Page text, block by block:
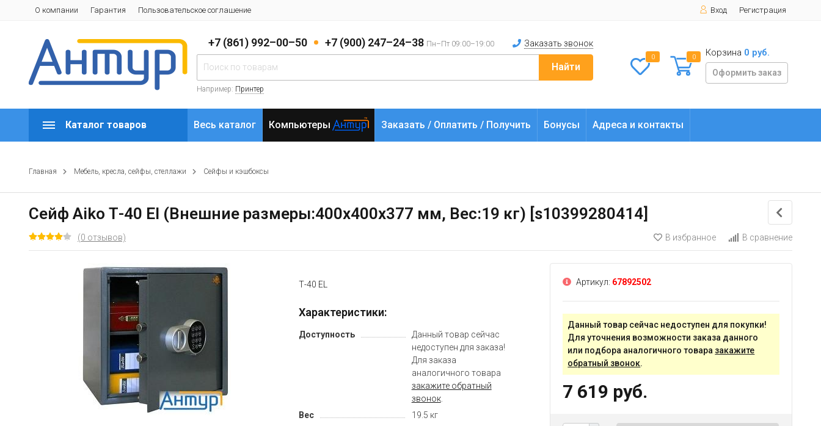
О компании Гарантия Пользовательское соглашение Вход Регистрация
+7 (861) 992–00–50 +7 (900) 247–24–38 Пн–Пт 09:00–19:00 Заказать звонок
Найти
Например: Принтер
0 0 Корзина 0 руб.
Оформить заказ
Каталог товаров Весь каталог Компьютеры Заказать / Оплатить / Получить Бонусы Адреса и контакты
Главная Мебель, кресла, сейфы, стеллажи Сейфы и кэшбоксы
Сейф Aiko Т-40 El (Внешние размеры:400х400х377 мм, Вес:19 кг) [s10399280414]
(0 отзывов) В избранное В сравнение
Т-40 EL
Характеристики:
Доступность
Данный товар сейчас
недоступен для заказа!
Для заказа
аналогичного товара
закажите обратный
звонок.
Вес
19.5 кг
Артикул: 67892502
Данный товар сейчас недоступен для покупки!
Для уточнения возможности заказа данного
или подбора аналогичного товара закажите
обратный звонок.
7 619 руб.